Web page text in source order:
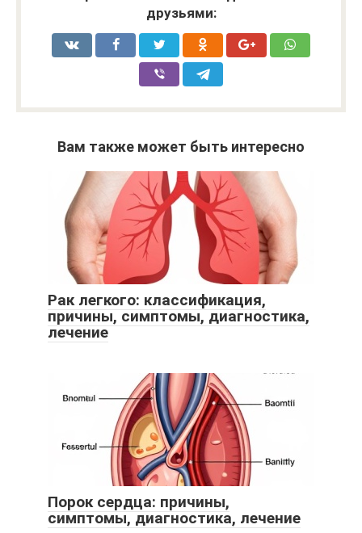
друзьями:
Вам также может быть интересно
Рак легкого: классификация,
причины, симптомы, диагностика,
лечение
Порок сердца: причины,
симптомы, диагностика, лечение